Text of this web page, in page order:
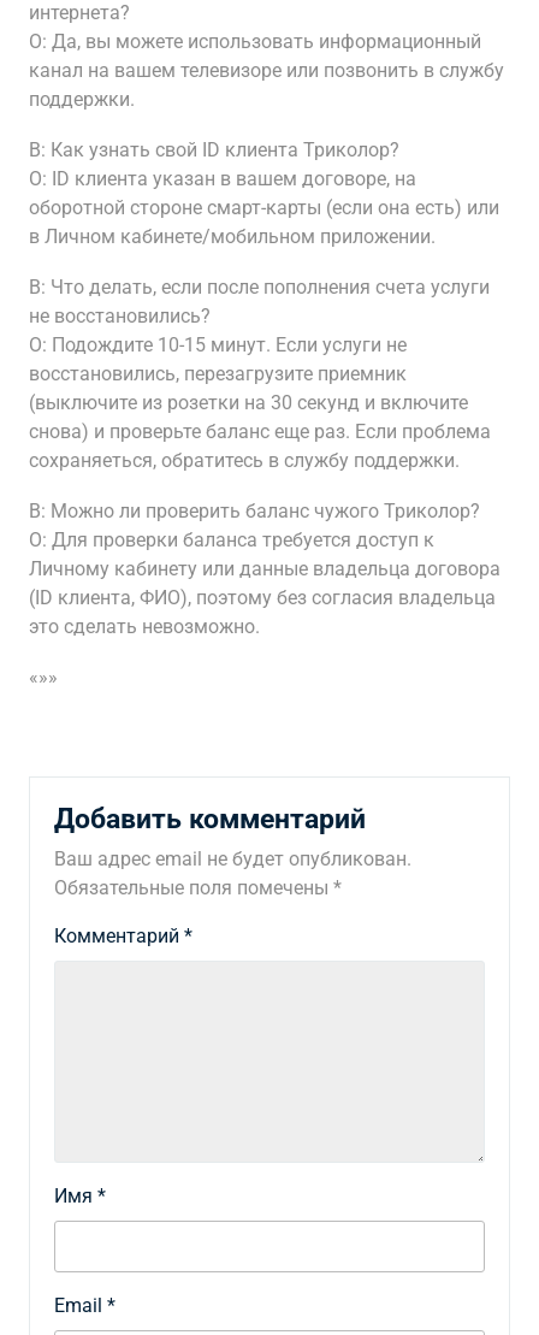
интернета?
О: Да, вы можете использовать информационный
канал на вашем телевизоре или позвонить в службу
поддержки.
В: Как узнать свой ID клиента Триколор?
О: ID клиента указан в вашем договоре, на
оборотной стороне смарт-карты (если она есть) или
в Личном кабинете/мобильном приложении.
В: Что делать, если после пополнения счета услуги
не восстановились?
О: Подождите 10-15 минут. Если услуги не
восстановились, перезагрузите приемник
(выключите из розетки на 30 секунд и включите
снова) и проверьте баланс еще раз. Если проблема
сохраняеться, обратитесь в службу поддержки.
В: Можно ли проверить баланс чужого Триколор?
О: Для проверки баланса требуется доступ к
Личному кабинету или данные владельца договора
(ID клиента, ФИО), поэтому без согласия владельца
это сделать невозможно.
«»»
Добавить комментарий
Ваш адрес email не будет опубликован.
Обязательные поля помечены *
Комментарий *
Имя *
Email *